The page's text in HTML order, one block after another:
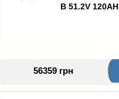
B 51.2V 120AH
56359 грн